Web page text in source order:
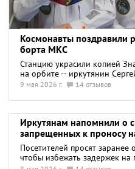
Космонавты поздравили
борта МКС
Станцию украсили копией
на орбите -- иркутянин
9 мая 2026 г. 14 отзывов
Иркутянам напомнили о
запрещенных к проносу
Посетителей просят заранее
чтобы избежать задержек на